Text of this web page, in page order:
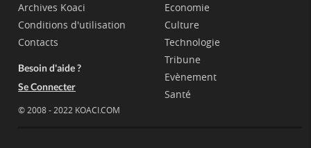
Archives Koaci
Conditions d'utilisation
Contacts
Besoin d'aide ?
Se Connecter
© 2008 - 2022 KOACI.COM
Economie
Culture
Technologie
Tribune
Evènement
Santé